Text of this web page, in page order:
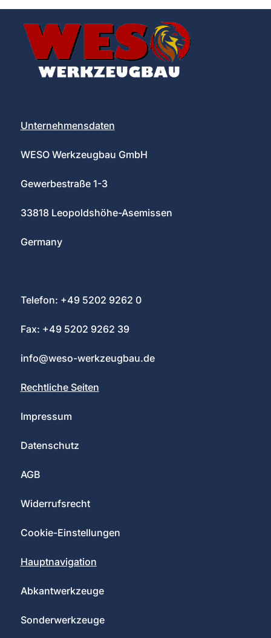
Unternehmensdaten
WESO Werkzeugbau GmbH
Gewerbestraße 1-3
33818 Leopoldshöhe-Asemissen
Germany
Telefon: +49 5202 9262 0
Fax: +49 5202 9262 39
info@weso-werkzeugbau.de
Rechtliche Seiten
Impressum
Datenschutz
AGB
Widerrufsrecht
Cookie-Einstellungen
Hauptnavigation
Abkantwerkzeuge
Sonderwerkzeuge